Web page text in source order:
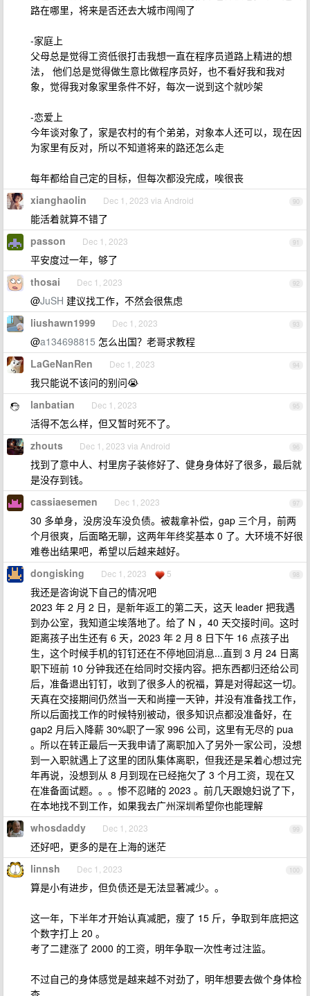
路在哪里，将来是否还去大城市闯闯了
-家庭上
父母总是觉得工资低很打击我想一直在程序员道路上精进的想
法， 他们总是觉得做生意比做程序员好，也不看好我和我对
象，觉得我对象家里条件不好，每次一说到这个就吵架
-恋爱上
今年谈对象了，家是农村的有个弟弟，对象本人还可以，现在因
为家里有反对，所以不知道将来的路还怎么走
每年都给自己定的目标，但每次都没完成，唉很丧
90
xianghaolin Dec 1, 2023 via Android
能活着就算不错了
91
passon Dec 1, 2023
平安度过一年，够了
92
thosai Dec 1, 2023
@JuSH 建议找工作，不然会很焦虑
93
liushawn1999 Dec 1, 2023
@a134698815 怎么出国？老哥求教程
94
LaGeNanRen Dec 1, 2023
我只能说不该问的别问😭
95
lanbatian Dec 1, 2023
活得不怎么样，但又暂时死不了。
96
zhouts Dec 1, 2023 via Android
找到了意中人、村里房子装修好了、健身身体好了很多，最后就
是没存到钱。
97
cassiaesemen Dec 1, 2023
30 多单身，没房没车没负债。被裁拿补偿，gap 三个月，前两
个月很爽，后面略无聊，这两年年终奖基本 0 了。大环境不好很
难卷出结果吧，希望以后越来越好。
98
dongisking Dec 1, 2023 5
我还是咨询说下自己的情况吧
2023 年 2 月 2 日，是新年返工的第二天，这天 leader 把我遇
到办公室，我知道尘埃落地了。给了 N ，40 天交接时间。这时
距离孩子出生还有 6 天，2023 年 2 月 8 日下午 16 点孩子出
生，这个时候手机的钉钉还在不停地回消息...直到 3 月 24 日离
职下班前 10 分钟我还在给同时交接内容。把东西都归还给公司
后，准备退出钉钉，收到了很多人的祝福，算是对得起这一切。
天真在交接期间仍然当一天和尚撞一天钟，并没有准备找工作，
所以后面找工作的时候特别被动，很多知识点都没准备好，在
gap2 月后入降薪 30%职了一家 996 公司，这里有无尽的 pua
。所以在转正最后一天我申请了离职加入了另外一家公司，没想
到一入职就遇上了这里的团队集体离职，但我还是呆着心想过完
年再说，没想到从 8 月到现在已经拖欠了 3 个月工资，现在又
在准备面试题。。。惨不忍睹的 2023 。前几天跟媳妇说了下，
在本地找不到工作，如果我去广州深圳希望你也能理解
99
whosdaddy Dec 1, 2023
还好吧，更多的是在上海的迷茫
100
linnsh Dec 1, 2023
算是小有进步，但负债还是无法显著减少。。
这一年，下半年才开始认真减肥，瘦了 15 斤，争取到年底把这
个数字打上 20 。
考了二建涨了 2000 的工资，明年争取一次性考过注监。
不过自己的身体感觉是越来越不对劲了，明年想要去做个身体检